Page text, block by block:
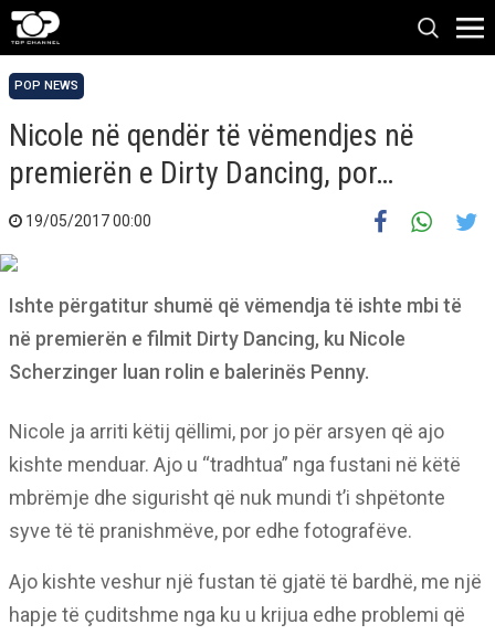
POP NEWS
Nicole në qendër të vëmendjes në
premierën e Dirty Dancing, por…
19/05/2017 00:00
Ishte përgatitur shumë që vëmendja të ishte mbi të
në premierën e filmit Dirty Dancing, ku Nicole
Scherzinger luan rolin e balerinës Penny.
Nicole ja arriti këtij qëllimi, por jo për arsyen që ajo
kishte menduar. Ajo u “tradhtua” nga fustani në këtë
mbrëmje dhe sigurisht që nuk mundi t’i shpëtonte
syve të të pranishmëve, por edhe fotografëve.
Ajo kishte veshur një fustan të gjatë të bardhë, me një
hapje të çuditshme nga ku u krijua edhe problemi që